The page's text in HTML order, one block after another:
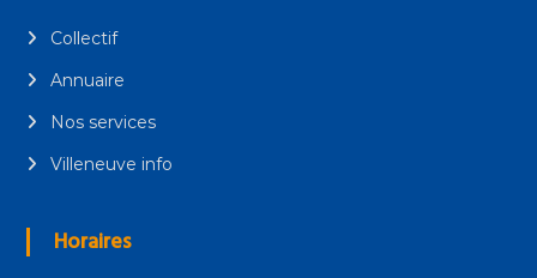
Collectif
Annuaire
Nos services
Villeneuve info
Horaires